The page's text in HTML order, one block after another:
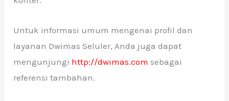
Untuk informasi umum mengenai profil dan
layanan Dwimas Seluler, Anda juga dapat
mengunjungi http://dwimas.com sebagai
referensi tambahan.